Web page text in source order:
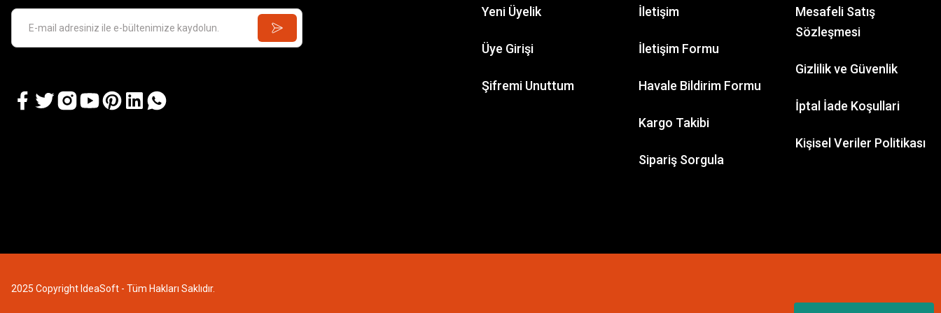
Yeni Üyelik
Üye Girişi
Şifremi Unuttum
İletişim
İletişim Formu
Havale Bildirim Formu
Kargo Takibi
Sipariş Sorgula
Mesafeli Satış
Sözleşmesi
Gizlilik ve Güvenlik
İptal İade Koşullari
Kişisel Veriler Politikası
2025 Copyright IdeaSoft - Tüm Hakları Saklıdır.